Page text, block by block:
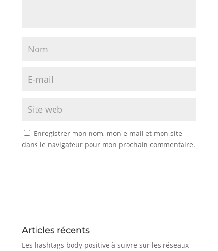
Enregistrer mon nom, mon e-mail et mon site
dans le navigateur pour mon prochain commentaire.
Articles récents
Les hashtags body positive à suivre sur les réseaux